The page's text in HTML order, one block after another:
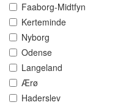
Faaborg-Midtfyn
Kerteminde
Nyborg
Odense
Langeland
Ærø
Haderslev